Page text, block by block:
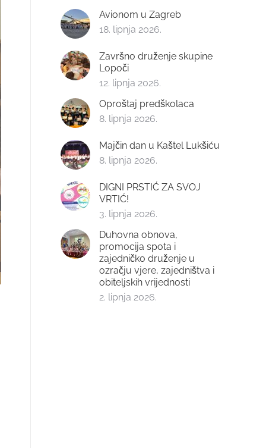
Avionom u Zagreb
18. lipnja 2026.
Završno druženje skupine
Lopoči
12. lipnja 2026.
Oproštaj predškolaca
8. lipnja 2026.
Majčin dan u Kaštel Lukšiću
8. lipnja 2026.
DIGNI PRSTIĆ ZA SVOJ
VRTIĆ!
3. lipnja 2026.
Duhovna obnova,
promocija spota i
zajedničko druženje u
ozračju vjere, zajedništva i
obiteljskih vrijednosti
2. lipnja 2026.